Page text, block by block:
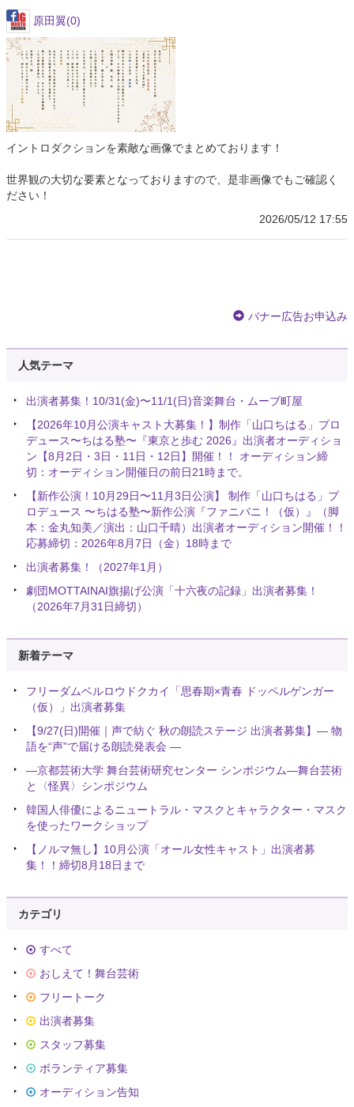
原田翼(0)
イントロダクションを素敵な画像でまとめております！
世界観の大切な要素となっておりますので、是非画像でもご確認く
ださい！
2026/05/12 17:55
バナー広告お申込み
人気テーマ
出演者募集！10/31(金)〜11/1(日)音楽舞台・ムーブ町屋
【2026年10月公演キャスト大募集！】制作「山口ちはる」プロ
デュース〜ちはる塾〜『東京と歩む 2026』出演者オーディショ
ン【8月2日・3日・11日・12日】開催！！ オーディション締
切：オーディション開催日の前日21時まで。
【新作公演！10月29日〜11月3日公演】 制作「山口ちはる」プ
ロデュース 〜ちはる塾〜新作公演『ファニバニ！（仮）』（脚
本：金丸知美／演出：山口千晴）出演者オーディション開催！！
応募締切：2026年8月7日（金）18時まで
出演者募集！（2027年1月）
劇団MOTTAINAI旗揚げ公演「十六夜の記録」出演者募集！
（2026年7月31日締切）
新着テーマ
フリーダムベルロウドクカイ「思春期×青春 ドッペルゲンガー
（仮）」出演者募集
【9/27(日)開催｜声で紡ぐ 秋の朗読ステージ 出演者募集】― 物
語を“声”で届ける朗読発表会 ―
―京都芸術大学 舞台芸術研究センター シンポジウム―舞台芸術
と〈怪異〉シンポジウム
韓国人俳優によるニュートラル・マスクとキャラクター・マスク
を使ったワークショップ
【ノルマ無し】10月公演「オール女性キャスト」出演者募
集！！締切8月18日まで
カテゴリ
すべて
おしえて！舞台芸術
フリートーク
出演者募集
スタッフ募集
ボランティア募集
オーディション告知